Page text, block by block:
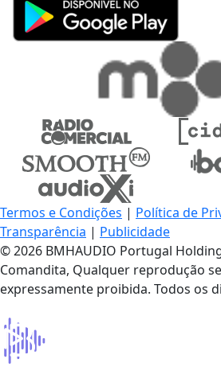
Termos e Condições | Política de
Transparência | Publicidade
© 2026 BMHAUDIO Portugal
Comandita, Qualquer reprodução
expressamente proibida. Todos os